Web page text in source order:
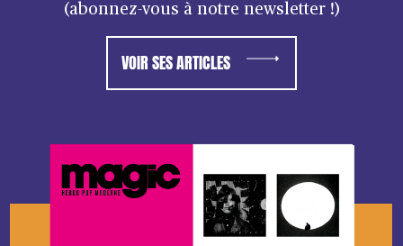
(abonnez-vous à notre newsletter !)
VOIR SES ARTICLES